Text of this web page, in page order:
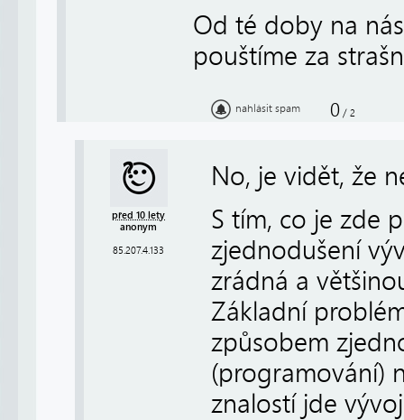
Od té doby na
pouštíme za
nahlásit spam 0 / 2
před 10 lety
anonym
85.207.4.133
No, je vidět, že
S tím, co je zde
zjednodušení
zrádná a
Základní
způsobem
(programování)
znalostí jde